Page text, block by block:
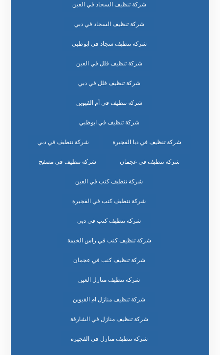
شركة تنظيف السجاد في العين
شركة تنظيف السجاد في دبي
شركة تنظيف سجاد في ابوظبي
شركة تنظيف فلل في العين
شركة تنظيف فلل في دبي
شركة تنظيف في أم القيوين
شركة تنظيف في ابوظبي
شركة تنظيف في دبا الفجيرة شركة تنظيف في دبي
شركة تنظيف في عجمان شركة تنظيف في مصفح
شركة تنظيف كنب في العين
شركة تنظيف كنب في الفجيرة
شركة تنظيف كنب في دبي
شركة تنظيف كنب في راس الخيمة
شركة تنظيف كنب في عجمان
شركة تنظيف منازل العين
شركة تنظيف منازل ام القيوين
شركة تنظيف منازل في الشارقة
شركة تنظيف منازل في الفجيرة